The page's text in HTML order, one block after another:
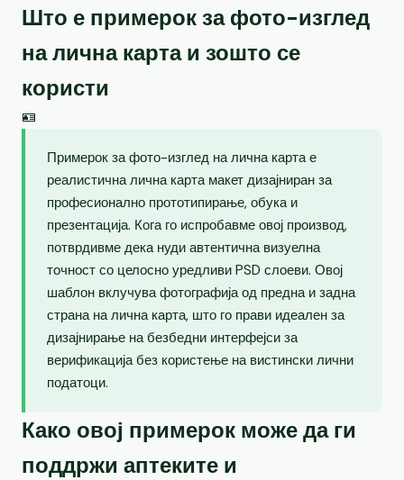
Што е примерок за фото-изглед
на лична карта и зошто се
користи
🪪
Примерок за фото-изглед на лична карта е
реалистична лична карта макет дизајниран за
професионално прототипирање, обука и
презентација. Кога го испробавме овој производ,
потврдивме дека нуди автентична визуелна
точност со целосно уредливи PSD слоеви. Овој
шаблон вклучува фотографија од предна и задна
страна на лична карта, што го прави идеален за
дизајнирање на безбедни интерфејси за
верификација без користење на вистински лични
податоци.
Како овој примерок може да ги
поддржи аптеките и